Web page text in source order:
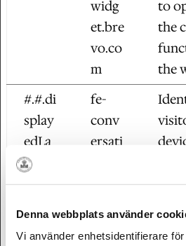
Denna webbplats använder
Vi använder enhetsidentifierare
widg
et.bre
vo.co
m
to
the
the
#.#.di
splay
edLa
ngua
ge
fe-
conv
ersati
widg
to